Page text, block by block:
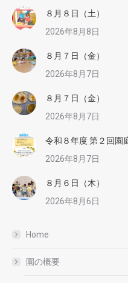
８月８日（土）
2026年8月8日
８月７日（金）
2026年8月7日
８月７日（金）
2026年8月7日
令和８年度 第２回園
2026年8月7日
８月６日（木）
2026年8月6日
Home
園の概要